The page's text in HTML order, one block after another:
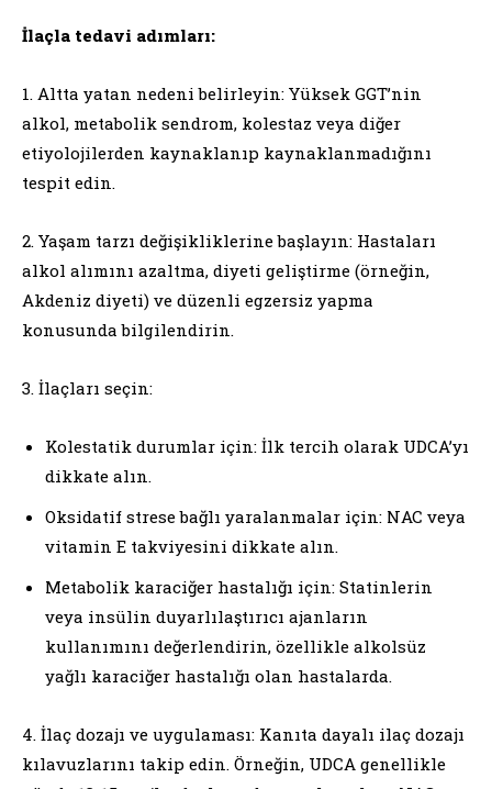
İlaçla tedavi adımları:
1. Altta yatan nedeni belirleyin: Yüksek GGT’nin
alkol, metabolik sendrom, kolestaz veya diğer
etiyolojilerden kaynaklanıp kaynaklanmadığını
tespit edin.
2. Yaşam tarzı değişikliklerine başlayın: Hastaları
alkol alımını azaltma, diyeti geliştirme (örneğin,
Akdeniz diyeti) ve düzenli egzersiz yapma
konusunda bilgilendirin.
3. İlaçları seçin:
Kolestatik durumlar için: İlk tercih olarak UDCA’yı
dikkate alın.
Oksidatif strese bağlı yaralanmalar için: NAC veya
vitamin E takviyesini dikkate alın.
Metabolik karaciğer hastalığı için: Statinlerin
veya insülin duyarlılaştırıcı ajanların
kullanımını değerlendirin, özellikle alkolsüz
yağlı karaciğer hastalığı olan hastalarda.
4. İlaç dozajı ve uygulaması: Kanıta dayalı ilaç dozajı
kılavuzlarını takip edin. Örneğin, UDCA genellikle